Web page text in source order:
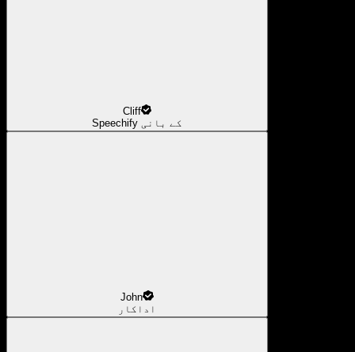
Cliff
Speechify کے بانی
John
اداکار